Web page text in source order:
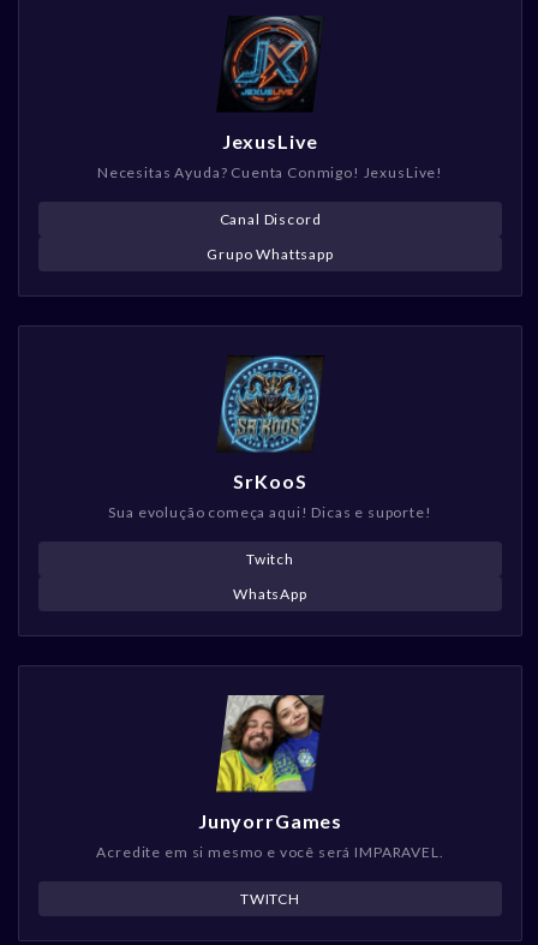
JexusLive
Necesitas Ayuda? Cuenta Conmigo! JexusLive!
Canal Discord
Grupo Whattsapp
SrKooS
Sua evolução começa aqui! Dicas e suporte!
Twitch
WhatsApp
JunyorrGames
Acredite em si mesmo e você será IMPARAVEL.
TWITCH